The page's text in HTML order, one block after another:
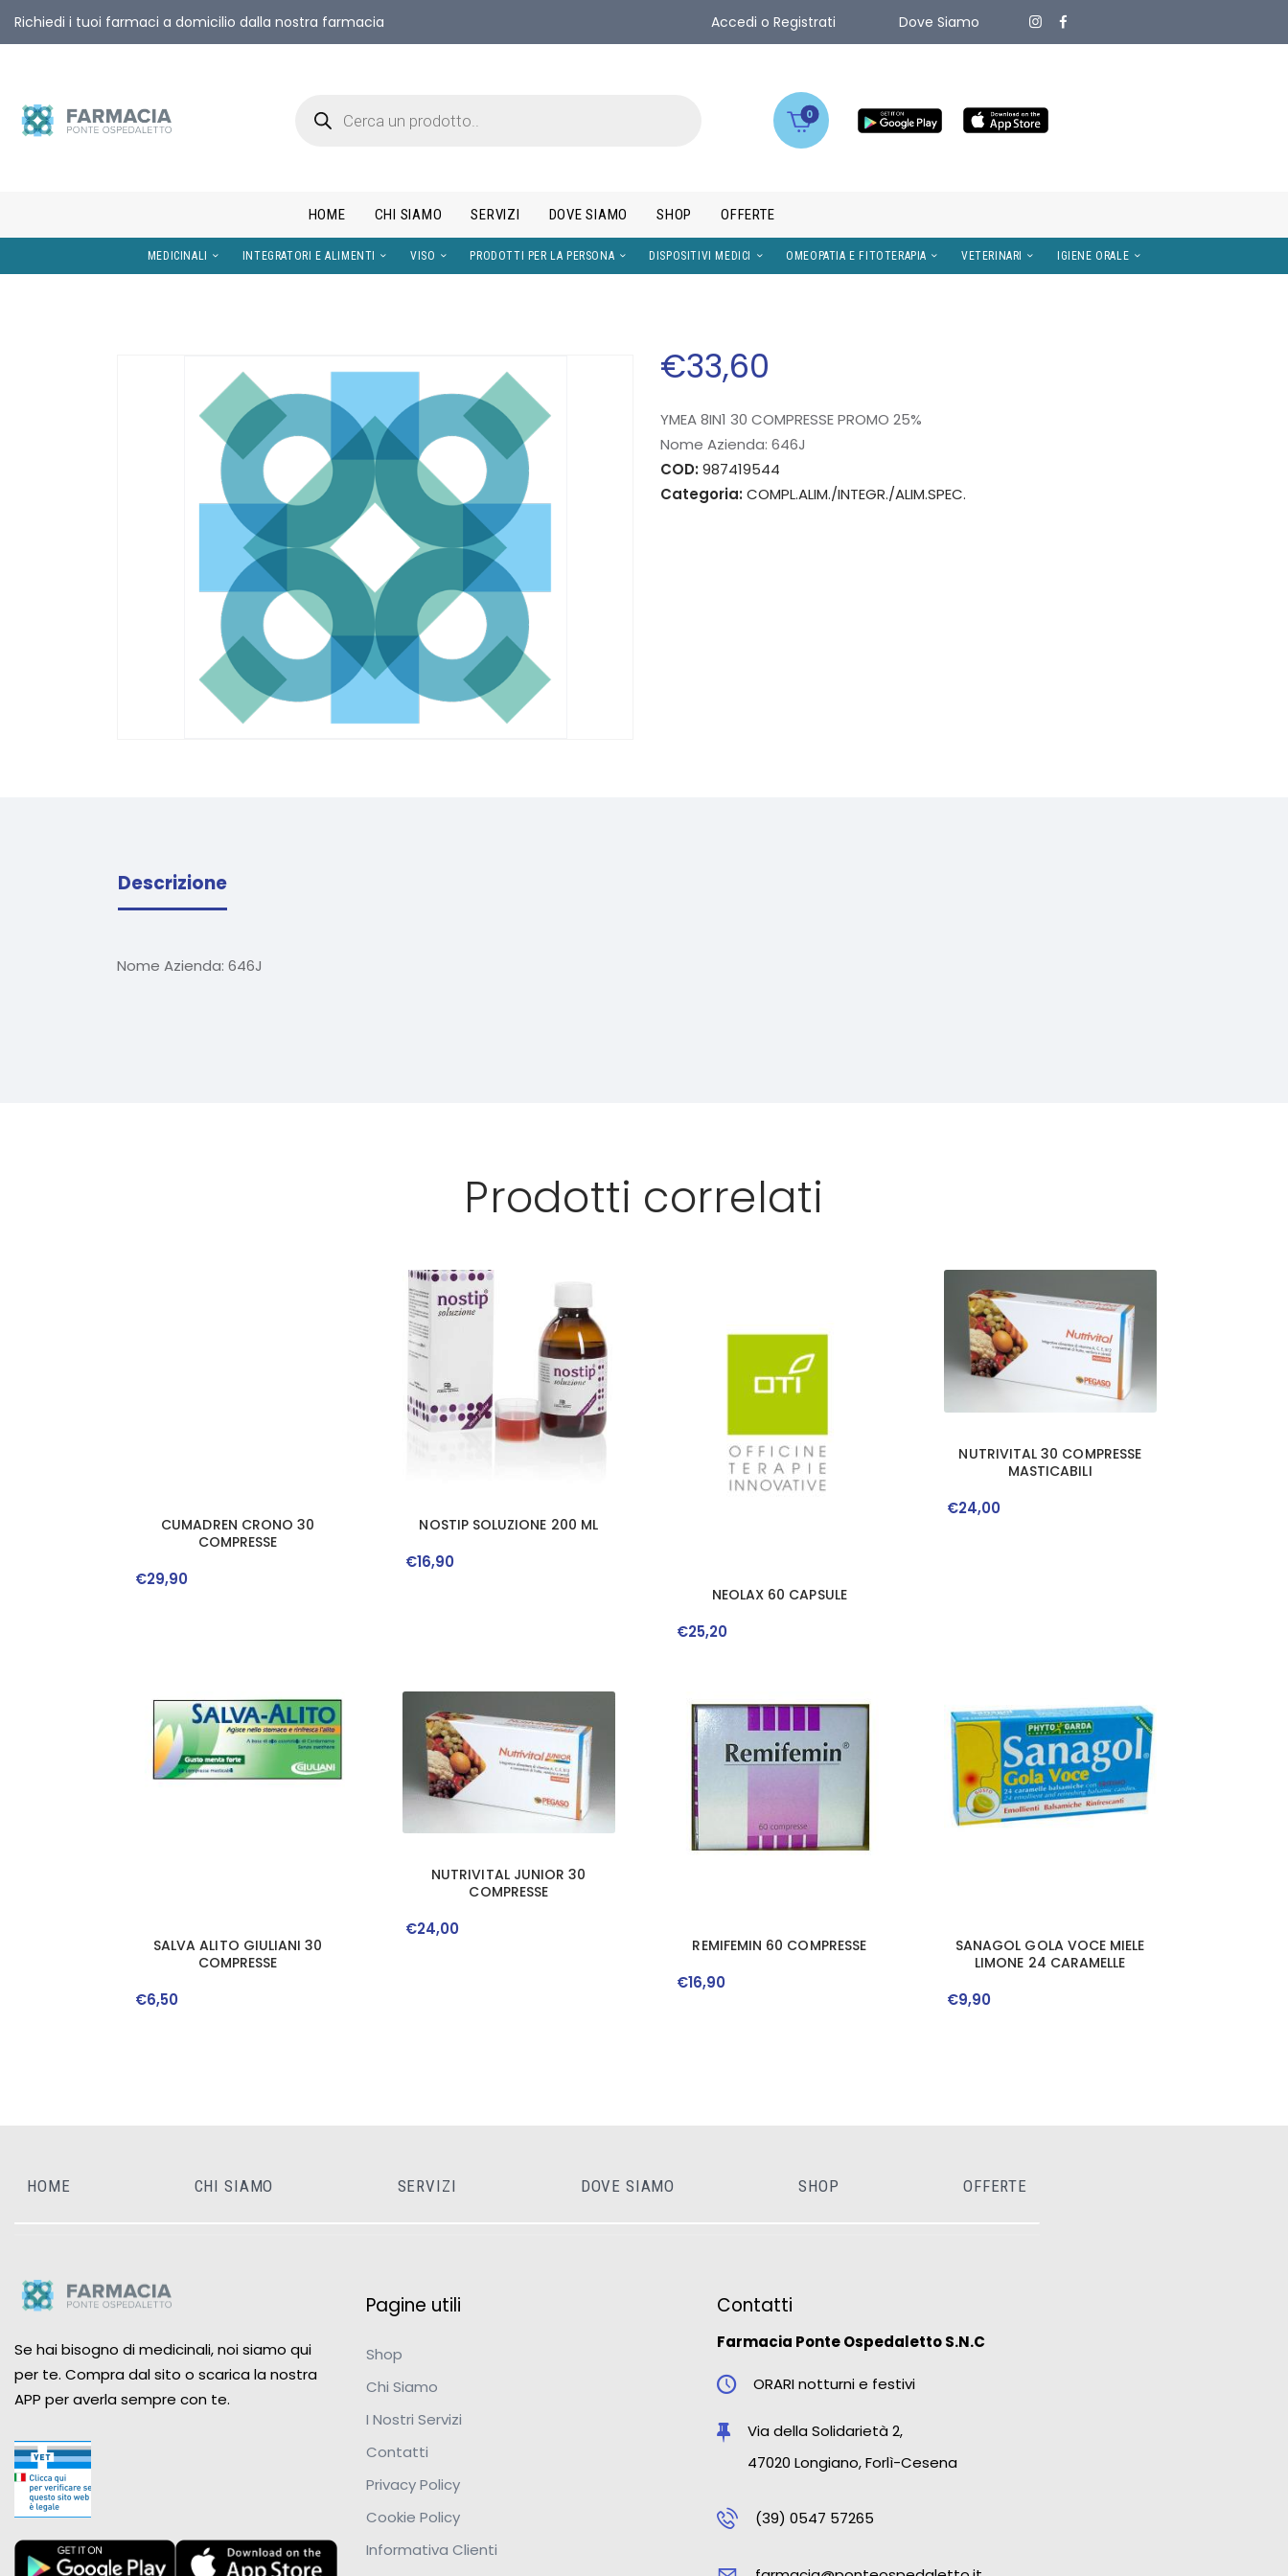
Richiedi i tuoi farmaci a domicilio dalla nostra farmacia Accedi o Registrati Dove Siamo
0
HOME CHI SIAMO SERVIZI DOVE SIAMO SHOP OFFERTE
€33,60
YMEA 8IN1 30 COMPRESSE PROMO 25%
Nome Azienda:646J
COD:987419544
Categoria:COMPL.ALIM./INTEGR./ALIM.SPEC.
Descrizione
Nome Azienda: 646J
Prodotti correlati
CUMADREN CRONO 30
COMPRESSE
€29,90
NOSTIP SOLUZIONE 200 ML
€16,90
NEOLAX 60 CAPSULE
€25,20
NUTRIVITAL 30 COMPRESSE
MASTICABILI
€24,00
SALVA ALITO GIULIANI 30
COMPRESSE
€6,50
NUTRIVITAL JUNIOR 30
COMPRESSE
€24,00
REMIFEMIN 60 COMPRESSE
€16,90
SANAGOL GOLA VOCE MIELE
LIMONE 24 CARAMELLE
€9,90
HOME CHI SIAMO SERVIZI DOVE SIAMO SHOP OFFERTE
Se hai bisogno di medicinali, noi siamo qui
per te. Compra dal sito o scarica la nostra
APP per averla sempre con te.
Pagine utili
Shop
Chi Siamo
I Nostri Servizi
Contatti
Privacy Policy
Cookie Policy
Informativa Clienti
Contatti
Farmacia Ponte Ospedaletto S.N.C
ORARI notturni e festivi
Via della Solidarietà 2,
47020 Longiano, Forlì-Cesena
(39) 0547 57265